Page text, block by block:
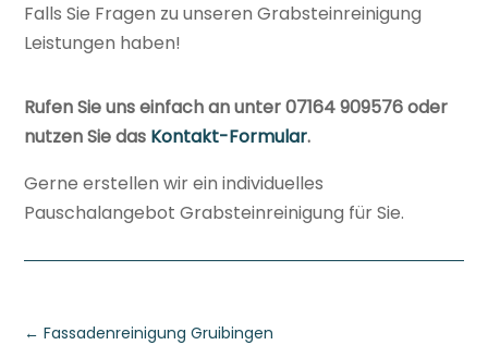
Falls Sie Fragen zu unseren Grabsteinreinigung
Leistungen haben!
Rufen Sie uns einfach an unter 07164 909576 oder
nutzen Sie das Kontakt-Formular.
Gerne erstellen wir ein individuelles
Pauschalangebot Grabsteinreinigung für Sie.
←Fassadenreinigung Gruibingen